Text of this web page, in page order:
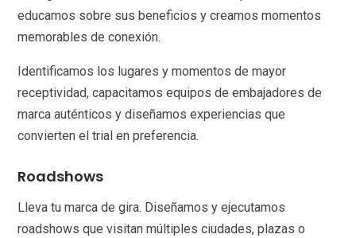
educamos sobre sus beneficios y creamos momentos
memorables de conexión.
Identificamos los lugares y momentos de mayor
receptividad, capacitamos equipos de embajadores de
marca auténticos y diseñamos experiencias que
convierten el trial en preferencia.
Roadshows
Lleva tu marca de gira. Diseñamos y ejecutamos
roadshows que visitan múltiples ciudades, plazas o